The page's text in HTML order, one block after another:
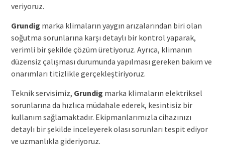
veriyoruz.
Grundig marka klimaların yaygın arızalarından biri olan
soğutma sorunlarına karşı detaylı bir kontrol yaparak,
verimli bir şekilde çözüm üretiyoruz. Ayrıca, klimanın
düzensiz çalışması durumunda yapılması gereken bakım ve
onarımları titizlikle gerçekleştiriyoruz.
Teknik servisimiz, Grundig marka klimaların elektriksel
sorunlarına da hızlıca müdahale ederek, kesintisiz bir
kullanım sağlamaktadır. Ekipmanlarımızla cihazınızı
detaylı bir şekilde inceleyerek olası sorunları tespit ediyor
ve uzmanlıkla gideriyoruz.